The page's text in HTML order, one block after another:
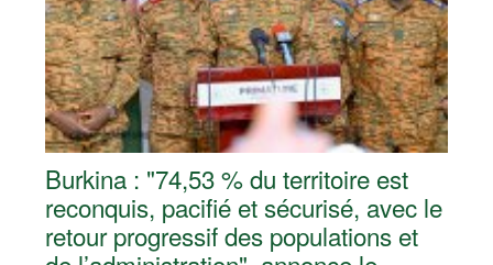
Burkina : "74,53 % du territoire est
reconquis, pacifié et sécurisé, avec le
retour progressif des populations et